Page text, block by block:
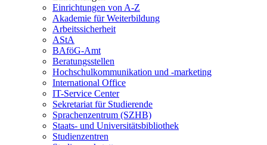
Einrichtungen von A-Z
Akademie für Weiterbildung
Arbeitssicherheit
AStA
BAföG-Amt
Beratungsstellen
Hochschulkommunikation und -marketing
International Office
IT-Service Center
Sekretariat für Studierende
Sprachenzentrum (SZHB)
Staats- und Universitätsbibliothek
Studienzentren